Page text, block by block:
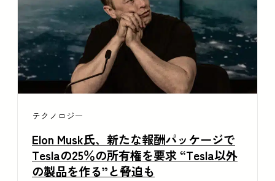
テクノロジー
Elon Musk氏、新たな報酬パッケージで
Teslaの25％の所有権を要求 “Tesla以外
の製品を作る”と脅迫も